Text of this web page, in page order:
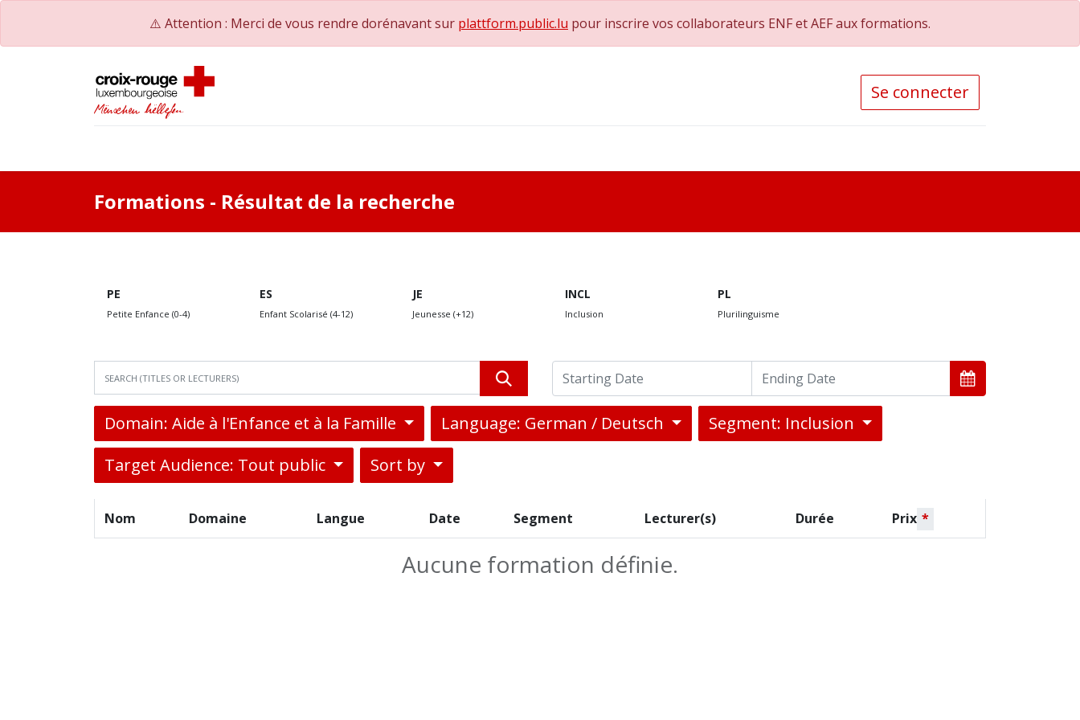
⚠️ Attention : Merci de vous rendre dorénavant sur plattform.public.lu pour inscrire vos collaborateurs ENF et AEF aux formations.
Se connecter
Formations - Résultat de la recherche
PE
Petite Enfance (0-4)
ES
Enfant Scolarisé (4-12)
JE
Jeunesse (+12)
INCL
Inclusion
PL
Plurilinguisme
Domain: Aide à l'Enfance et à la Famille Language: German / Deutsch
Segment: Inclusion
Target Audience: Tout public
Sort by
Nom Domaine Langue Date Segment Lecturer(s) Durée Prix *
Aucune formation définie.